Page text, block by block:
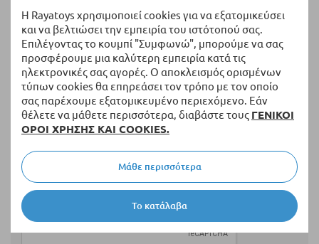
Η Rayatoys χρησιμοποιεί cookies για να εξατομικεύσει
και να βελτιώσει την εμπειρία του ιστότοπού σας.
Επιλέγοντας το κουμπί "Συμφωνώ", μπορούμε να σας
προσφέρουμε μια καλύτερη εμπειρία κατά τις
ηλεκτρονικές σας αγορές. Ο αποκλεισμός ορισμένων
τύπων cookies θα επηρεάσει τον τρόπο με τον οποίο
σας παρέχουμε εξατομικευμένο περιεχόμενο. Εάν
θέλετε να μάθετε περισσότερα, διαβάστε τους ΓΕΝΙΚΟΙ
ΟΡΟΙ ΧΡΗΣΗΣ ΚΑΙ COOKIES.
Το κατάλαβα
Μάθε περισσότερα
Περίληψη
Αξιολόγηση